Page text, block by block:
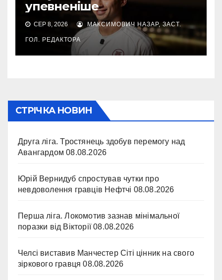
упевненіше
СЕР 8, 2026 МАКСИМОВИЧ НАЗАР, ЗАСТ.
ГОЛ. РЕДАКТОРА
СТРІЧКА НОВИН
Друга ліга. Тростянець здобув перемогу над
Авангардом 08.08.2026
Юрій Вернидуб спростував чутки про
невдоволення гравців Нефтчі 08.08.2026
Перша ліга. Локомотив зазнав мінімальної
поразки від Вікторії 08.08.2026
Челсі виставив Манчестер Сіті цінник на свого
зіркового гравця 08.08.2026